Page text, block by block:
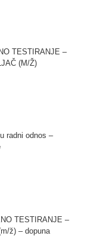
TESTIRANJE –
(M/Ž)
radni odnos –
TESTIRANJE –
ž) – dopuna